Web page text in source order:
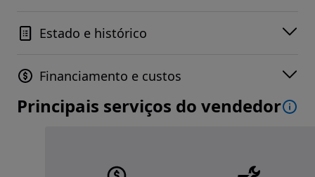
Estado e histórico
Financiamento e custos
Principais serviços do vendedor